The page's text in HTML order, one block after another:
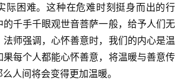
际困难。这种在危难时刻挺身而出的行
的千手千眼观世音菩萨一般，给予人们无
师强调，心怀善意时，我们的内心是温
果每个人都能心怀善意，将温暖与善意传
人间将会变得更加温暖。